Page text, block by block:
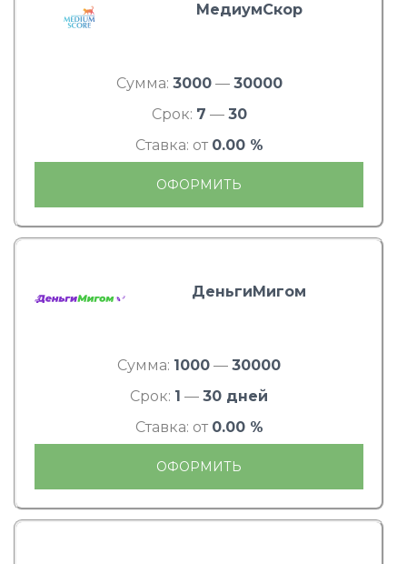
МедиумСкор
Сумма: 3000— 30000
Срок: 7 — 30
Ставка: от 0.00 %
ОФОРМИТЬ
ДеньгиМигом
Сумма: 1000 — 30000
Срок: 1 — 30 дней
Ставка: от 0.00 %
ОФОРМИТЬ